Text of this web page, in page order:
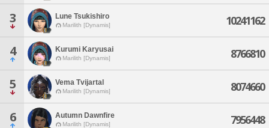
3 Lune Tsukishiro
Marilith [Dynamis] 10241162
4 Kurumi Karyusai
Marilith [Dynamis] 8766810
5 Vema Tvijartal
Marilith [Dynamis] 8074660
6 Autumn Dawnfire
Marilith [Dynamis] 7956448